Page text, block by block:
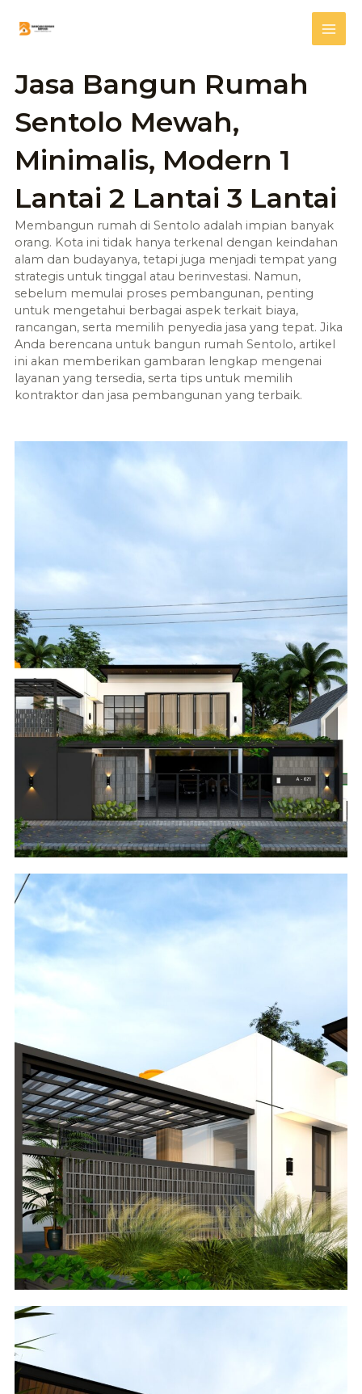
Jasa Bangun Rumah
Sentolo Mewah,
Minimalis, Modern 1
Lantai 2 Lantai 3 Lantai
Membangun rumah di Sentolo adalah impian banyak
orang. Kota ini tidak hanya terkenal dengan keindahan
alam dan budayanya, tetapi juga menjadi tempat yang
strategis untuk tinggal atau berinvestasi. Namun,
sebelum memulai proses pembangunan, penting
untuk mengetahui berbagai aspek terkait biaya,
rancangan, serta memilih penyedia jasa yang tepat. Jika
Anda berencana untuk bangun rumah Sentolo, artikel
ini akan memberikan gambaran lengkap mengenai
layanan yang tersedia, serta tips untuk memilih
kontraktor dan jasa pembangunan yang terbaik.